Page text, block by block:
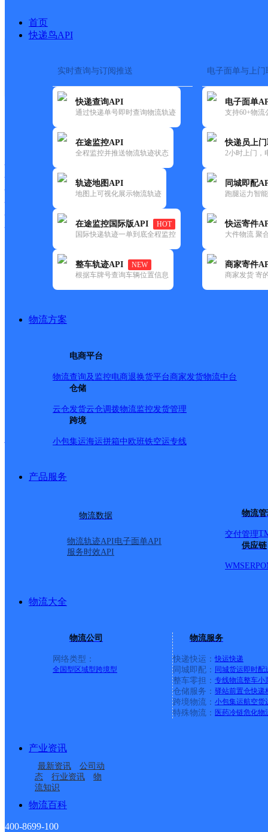
首页
快递鸟API
实时查询与订阅推送
快递查询API
通过快递单号即时查询物流轨迹
在途监控API
全程监控并推送物流轨迹状态
轨迹地图API
地图上可视化展示物流轨迹
在途监控国际版API
HOT
国际快递轨迹一单到底全程监控
整车轨迹API
NEW
根据车牌号查询车辆位置信息
电子面单与上门
电子面单
支持60+物流
快递员上
2小时上门，
同城即配
跑腿运力智
快运寄件
大件物流 聚
商家寄件
商家发货 寄
物流方案
电商平台
物流查询及监控电商退换货平台商家发货物流中台
仓储
云仓发货云仓调拨物流监控发货管理
跨境
小包集运海运拼箱中欧班铁空运专线
产品服务
物流数据
物流轨迹API电子面单API
服务时效API
物流
交付管理
供应链
WMSERP
物流大全
物流公司
网络类型：
全国型 区域型跨境型
物流服务
快递快运： 快运快递
同城即配： 同城货运即时配
整车零担： 专线物流整车小
仓储服务： 驿站前置仓快递
跨境物流： 小包集运航空货
特殊物流： 医药冷链危化物
产业资讯
最新资讯
公司动
态
行业资讯
物
流知识
物流百科
400-8699-100
快递大全 > 快递网点
快递大全 快运大全
网点筛选
已选
韵达速递(78) 宅急送(1)
速尔快递,桂林市,快递网
桂林荔浦A
速尔快递
派送范围:荔浦市县城全
浦市县城全境派送 荔浦
最新网点
圆通速递
顺丰速运